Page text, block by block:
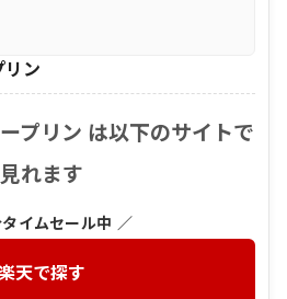
リン
プリン は以下のサイトで
見れます
イムセール中 ／
天で探す